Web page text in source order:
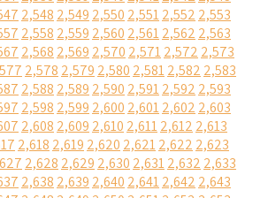
2,548 2,549 2,550 2,5512,552 2,553
2,558 2,559 2,560 2,5612,562 2,563
2,568 2,569 2,570 2,5712,572 2,573
2,578 2,579 2,580 2,5812,582 2,583
2,588 2,589 2,590 2,5912,592 2,593
2,598 2,599 2,600 2,6012,602 2,603
2,608 2,609 2,610 2,6112,612 2,613
2,618 2,619 2,620 2,6212,622 2,623
2,628 2,629 2,630 2,6312,632 2,633
2,638 2,639 2,640 2,6412,642 2,643